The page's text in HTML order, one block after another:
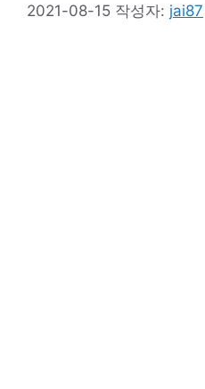
2021-08-15 작성자: jai87